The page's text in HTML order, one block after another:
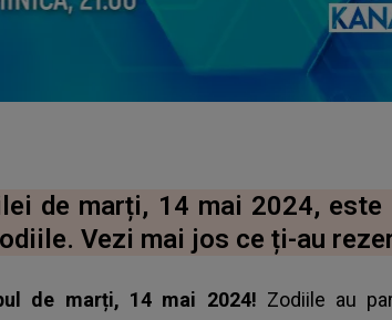
de marți, 14 mai 2024,
Vezi mai jos ce ți-au
de marți, 14 mai 2024! Zodiile au